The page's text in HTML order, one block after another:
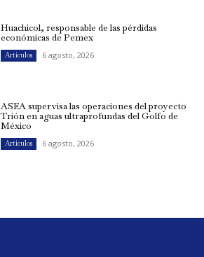
Huachicol, responsable de las pérdidas
económicas de Pemex
Artículos 6 agosto, 2026
ASEA supervisa las operaciones del proyecto
Trión en aguas ultraprofundas del Golfo de
México
Artículos 6 agosto, 2026